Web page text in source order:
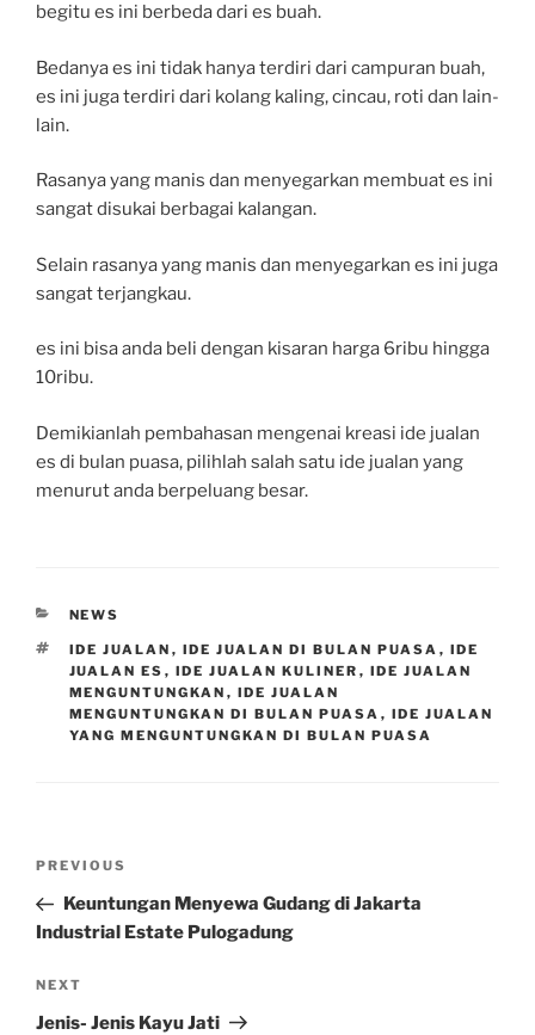
begitu es ini berbeda dari es buah.
Bedanya es ini tidak hanya terdiri dari campuran buah,
es ini juga terdiri dari kolang kaling, cincau, roti dan lain-
lain.
Rasanya yang manis dan menyegarkan membuat es ini
sangat disukai berbagai kalangan.
Selain rasanya yang manis dan menyegarkan es ini juga
sangat terjangkau.
es ini bisa anda beli dengan kisaran harga 6ribu hingga
10ribu.
Demikianlah pembahasan mengenai kreasi ide jualan
es di bulan puasa, pilihlah salah satu ide jualan yang
menurut anda berpeluang besar.
CATEGORIES
NEWS
TAGS
IDE JUALAN , IDE JUALAN DI BULAN PUASA , IDE
JUALAN ES , IDE JUALAN KULINER , IDE JUALAN
MENGUNTUNGKAN , IDE JUALAN
MENGUNTUNGKAN DI BULAN PUASA , IDE JUALAN
YANG MENGUNTUNGKAN DI BULAN PUASA
Previous
Post
PREVIOUS
Keuntungan Menyewa Gudang di Jakarta
Industrial Estate Pulogadung
Next
Post
NEXT
Jenis- Jenis Kayu Jati